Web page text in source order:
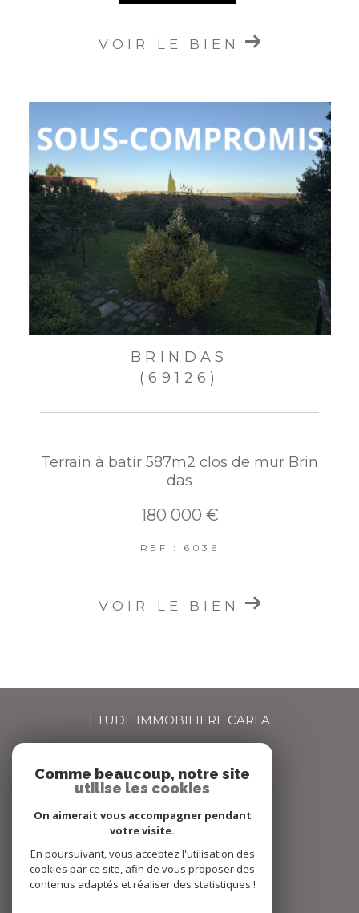
VOIR LE BIEN
BRINDAS
(69126)
Terrain à batir 587m2 clos de mur Brin
das
180 000 €
REF : 6036
VOIR LE BIEN
ETUDE IMMOBILIERE CARLA
agence@carlaimmo.com
159 GRANDE RUE
69600
OULLINS
Nous suivre sur
Comme beaucoup, notre site
utilise les cookies
On aimerait vous accompagner pendant
votre visite.
En poursuivant, vous acceptez l'utilisation des
cookies par ce site, afin de vous proposer des
contenus adaptés et réaliser des statistiques !